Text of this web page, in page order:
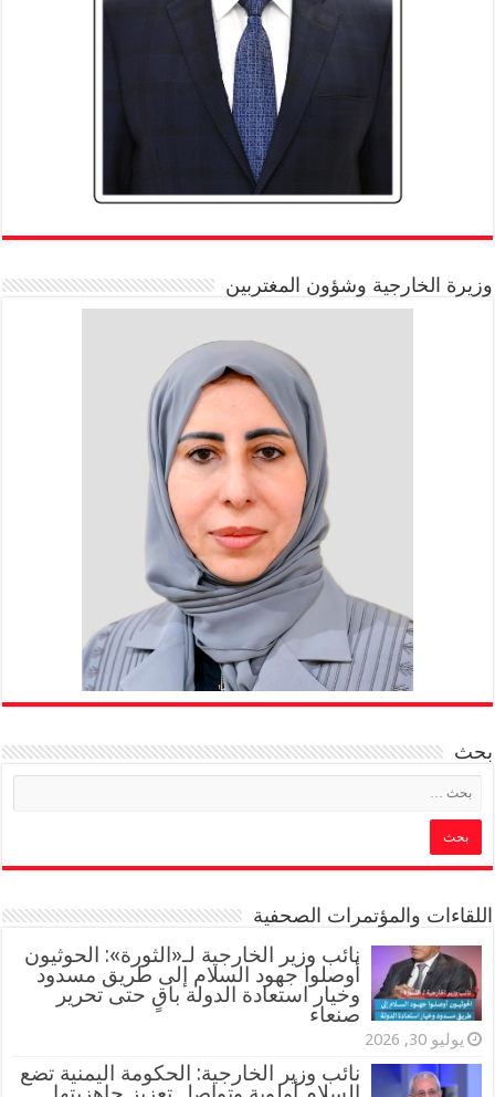
وزيرة الخارجية وشؤون المغتربين
بحث
اللقاءات والمؤتمرات الصحفية
‏نائب وزير الخارجية لـ«الثورة»: الحوثيون
أوصلوا جهود السلام إلى طريق مسدود
وخيار استعادة الدولة باقٍ حتى تحرير
صنعاء
يوليو 30, 2026
نائب وزير الخارجية: الحكومة اليمنية تضع